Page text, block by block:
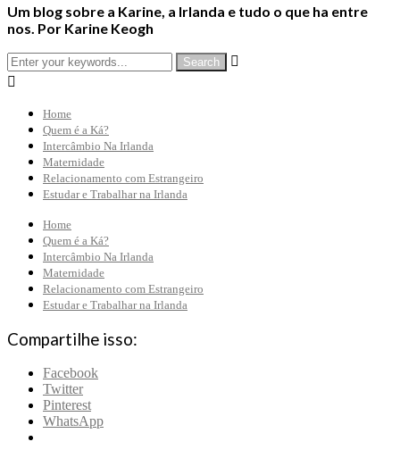
Um blog sobre a Karine, a Irlanda e tudo o que ha entre
nos. Por Karine Keogh


Home
Quem é a Ká?
Intercâmbio Na Irlanda
Maternidade
Relacionamento com Estrangeiro
Estudar e Trabalhar na Irlanda
Home
Quem é a Ká?
Intercâmbio Na Irlanda
Maternidade
Relacionamento com Estrangeiro
Estudar e Trabalhar na Irlanda
Compartilhe isso:
Facebook
Twitter
Pinterest
WhatsApp